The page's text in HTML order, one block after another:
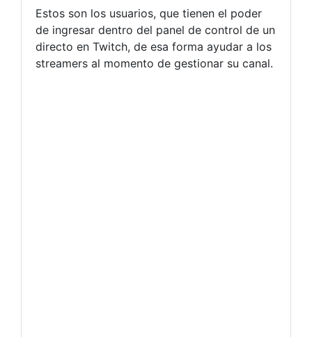
Estos son los usuarios, que tienen el poder
de ingresar dentro del panel de control de un
directo en Twitch, de esa forma ayudar a los
streamers al momento de gestionar su canal.